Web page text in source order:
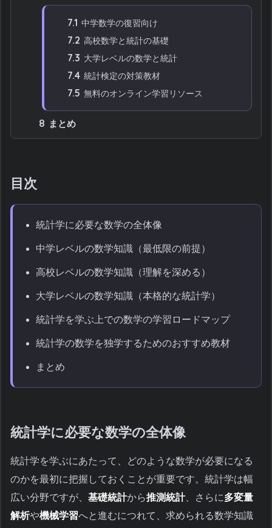
7.1 中学数学の復習向け
7.2 高校数学と統計の基礎
7.3 大学レベルの数学と統計
7.4 統計検定の対策教材
7.5 無料のオンライン学習リソース
8 まとめ
目次
統計学に必要な数学の全体像
中学レベルの数学知識（最低限の前提）
高校レベルの数学知識（理解を深める）
大学レベルの数学知識（本格的な統計学）
統計学を学ぶ上での数学の学習ロードマップ
統計学の数学を独学するためのおすすめ教材
まとめ
統計学に必要な数学の全体像
統計学を学ぶにあたって、どのような数学が必要になる
のかを最初に把握しておくことが重要です。統計学は幅
広い分野ですが、 基礎統計から推測統計、さらに多変量
解析や機械学習へと進むにつれて、求められる数学知識